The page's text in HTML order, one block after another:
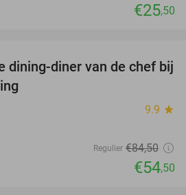
€25,50
36%
dining-diner van de chef bij
9.9 star
Regulier €84,50
€54,50